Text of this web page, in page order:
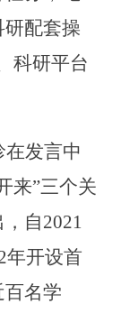
配套操
科研平台
在发言中
来”三个关
自2021
年开设首
百名学